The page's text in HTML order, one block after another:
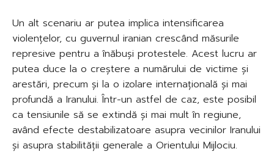
Un alt scenariu ar putea implica intensificarea
violențelor, cu guvernul iranian crescând măsurile
represive pentru a înăbuși protestele. Acest lucru ar
putea duce la o creștere a numărului de victime și
arestări, precum și la o izolare internațională și mai
profundă a Iranului. Într-un astfel de caz, este posibil
ca tensiunile să se extindă și mai mult în regiune,
având efecte destabilizatoare asupra vecinilor Iranului
și asupra stabilității generale a Orientului Mijlociu.